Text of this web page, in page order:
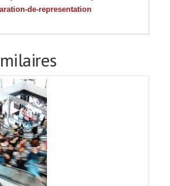
de-representation